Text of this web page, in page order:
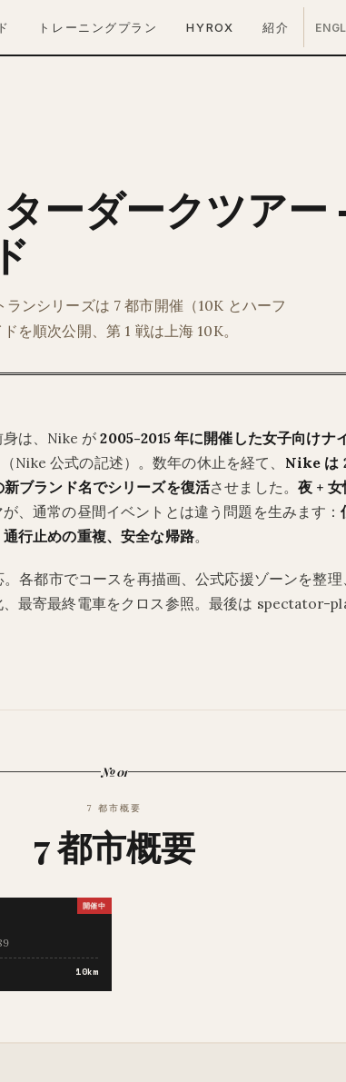
トレーニングプラン HYROX 紹介
ーダークツア
ンシリーズは 7 都市開催（10K とハーフ
を順次公開、第 1 戦は上海 10K。
身は、Nike が2005-2015 年に開催した女子向けナ
（Nike 公式の記述）。数年の休止を経て、 Nike は
ブランド名でシリーズを復活させました。夜 +
が、通常の昼間イベントとは違う問題を生みます：
行止めの重複、安全な帰路。
各都市でコースを再描画、公式応援ゾーンを整理
、最寄最終電車をクロス参照。最後は spectator-
№ 01
7 都市概要
7 都市概要
開催中
10km